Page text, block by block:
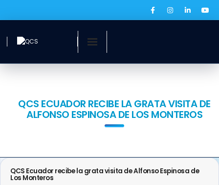
Servicios
QCS ECUADOR RECIBE LA GRATA VISITA DE
ALFONSO ESPINOSA DE LOS MONTEROS
QCS Ecuador recibe la grata visita de Alfonso Espinosa de
Los Monteros